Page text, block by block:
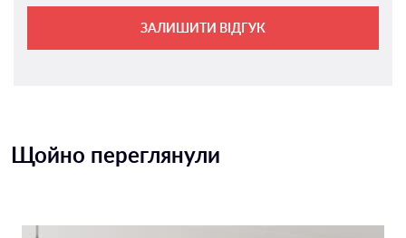
ЗАЛИШИТИ ВІДГУК
Щойно переглянули